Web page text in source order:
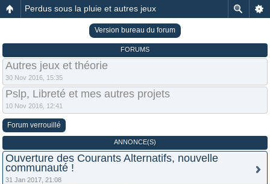
Perdus sous la pluie et autres jeux
Version bureau du forum
FORUMS
Autres jeux et théorie
30 Nov 2016, 15:35
Pslp, Libreté et mes autres projets
10 Nov 2016, 12:41
Forum verrouillé
ANNONCE(S)
Ouverture des Courants Alternatifs, nouvelle
communauté !
31 Jan 2017, 21:08